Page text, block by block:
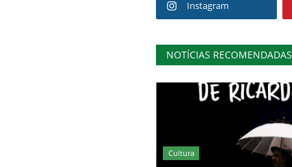
Instagram
NOTÍCIAS RECOMENDADAS
Cultura